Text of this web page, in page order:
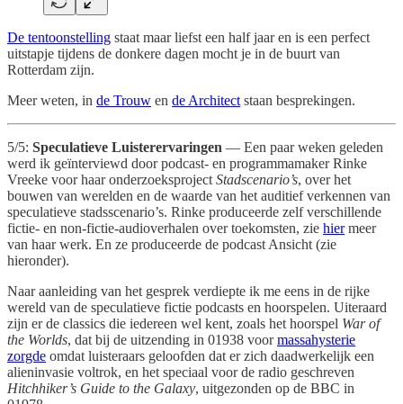
De tentoonstelling staat maar liefst een half jaar en is een perfect
uitstapje tijdens de donkere dagen mocht je in de buurt van
Rotterdam zijn.
Meer weten, in de Trouw en de Architect staan besprekingen.
5/5: Speculatieve Luisterervaringen — Een paar weken geleden
werd ik geïnterviewd door podcast- en programmamaker Rinke
Vreeke voor haar onderzoeksproject Stadscenario’s, over het
bouwen van werelden en de waarde van het auditief verkennen van
speculatieve stadsscenario’s. Rinke produceerde zelf verschillende
fictie- en non-fictie-audioverhalen over toekomsten, zie hiermeer
van haar werk. En ze produceerde de podcast Ansicht (zie
hieronder).
Naar aanleiding van het gesprek verdiepte ik me eens in de rijke
wereld van de speculatieve fictie podcasts en hoorspelen. Uiteraard
zijn er de classics die iedereen wel kent, zoals het hoorspel War of
the Worlds, dat bij de uitzending in 01938 voormassahysterie
zorgde omdat luisteraars geloofden dat er zich daadwerkelijk een
alieninvasie voltrok, en het speciaal voor de radio geschreven
Hitchhiker’s Guide to the Galaxy, uitgezonden op de BBC in